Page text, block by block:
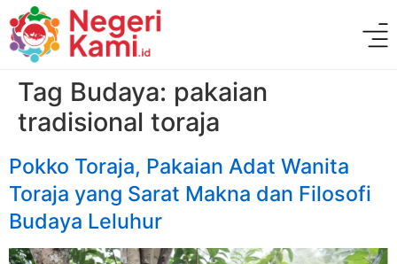
Tag Budaya: pakaian
tradisional toraja
Pokko Toraja, Pakaian Adat Wanita
Toraja yang Sarat Makna dan Filosofi
Budaya Leluhur